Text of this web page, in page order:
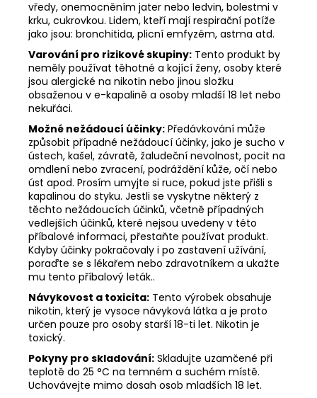
vředy, onemocněním jater nebo ledvin, bolestmi v
krku, cukrovkou. Lidem, kteří mají respirační potíže
jako jsou: bronchitida, plicní emfyzém, astma atd.
Varování pro rizikové skupiny: Tento produkt by
neměly používat těhotné a kojící ženy, osoby které
jsou alergické na nikotin nebo jinou složku
obsaženou v e-kapalině a osoby mladší 18 let nebo
nekuřáci.
Možné nežádoucí účinky: Předávkování může
způsobit případné nežádoucí účinky, jako je sucho v
ústech, kašel, závratě, žaludeční nevolnost, pocit na
omdlení nebo zvracení, podráždění kůže, očí nebo
úst apod. Prosím umyjte si ruce, pokud jste přišli s
kapalinou do styku. Jestli se vyskytne některý z
těchto nežádoucích účinků, včetně případných
vedlejších účinků, které nejsou uvedeny v této
příbalové informaci, přestaňte používat produkt.
Kdyby účinky pokračovaly i po zastavení užívání,
poraďte se s lékařem nebo zdravotníkem a ukažte
mu tento příbalový leták..
Návykovost a toxicita: Tento výrobek obsahuje
nikotin, který je vysoce návyková látka a je proto
určen pouze pro osoby starší 18-ti let. Nikotin je
toxický.
Pokyny pro skladování: Skladujte uzamčené při
teplotě do 25 °C na temném a suchém místě.
Uchovávejte mimo dosah osob mladších 18 let.